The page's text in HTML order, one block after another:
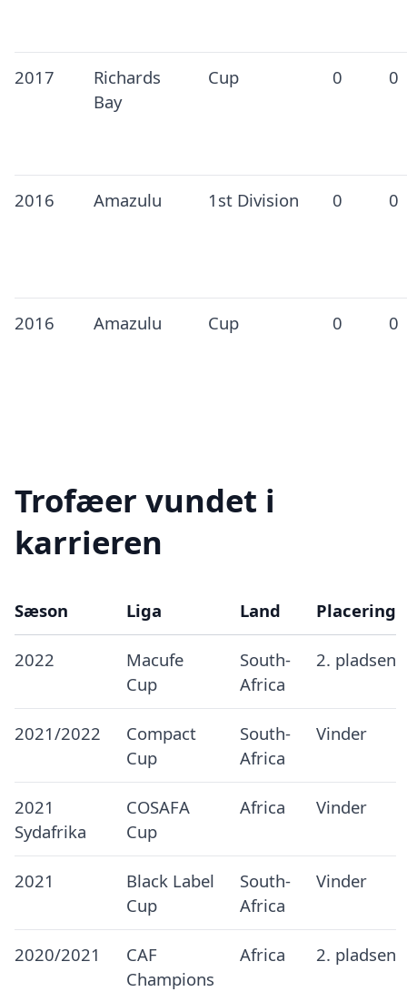
2017
Richards
Bay
Cup 0 0
2016 Amazulu 1st Division 0 0
2016 Amazulu Cup 0 0
Trofæer vundet i
karrieren
Sæson Liga Land Placering
2022
Macufe
Cup
South-
Africa
2. pladsen
2021/2022
Compact
Cup
South-
Africa
Vinder
2021
Sydafrika
COSAFA
Cup
Africa Vinder
2021
Black Label
Cup
South-
Africa
Vinder
2020/2021
CAF
Champions
Africa 2. pladsen